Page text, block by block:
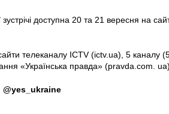
доступна 20 та 21 вересня на
телеканалу ICTV (ictv.ua), 5 каналу
«Українська правда» (pravda.com. ua).
@yes_ukraine